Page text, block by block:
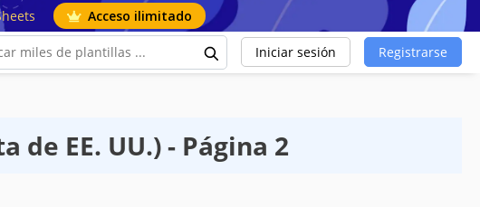
Acceso ilimitado
Iniciar sesión Registrarse
EE. UU.) - Página 2